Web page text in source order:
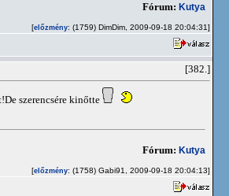
Fórum: Kutya
[előzmény: (1759) DimDim, 2009-09-18 20:04:31]
[382.]
szerencsére kinőtte
Fórum: Kutya
[előzmény: (1758) Gabi91, 2009-09-18 20:04:13]